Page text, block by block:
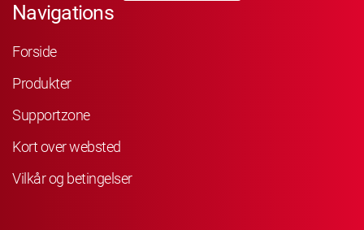
Navigations
Forside
Produkter
Supportzone
Kort over websted
Vilkår og betingelser